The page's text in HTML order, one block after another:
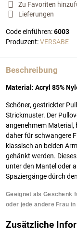
Zu Favoriten
Lieferungen
Code einführen:6003
Produzent:VERSABE
Beschreibung
Material: Acryl 85%
Schöner, gestrickter
Strickmuster. Der
angenehmem Material,
daher für schwangere
klassisch an beiden
gehänkt werden.
unter den Mantel oder
Spaziergänge dürch
Geeignet als Geschenk
oder jede andere Frau
Zusätzliche